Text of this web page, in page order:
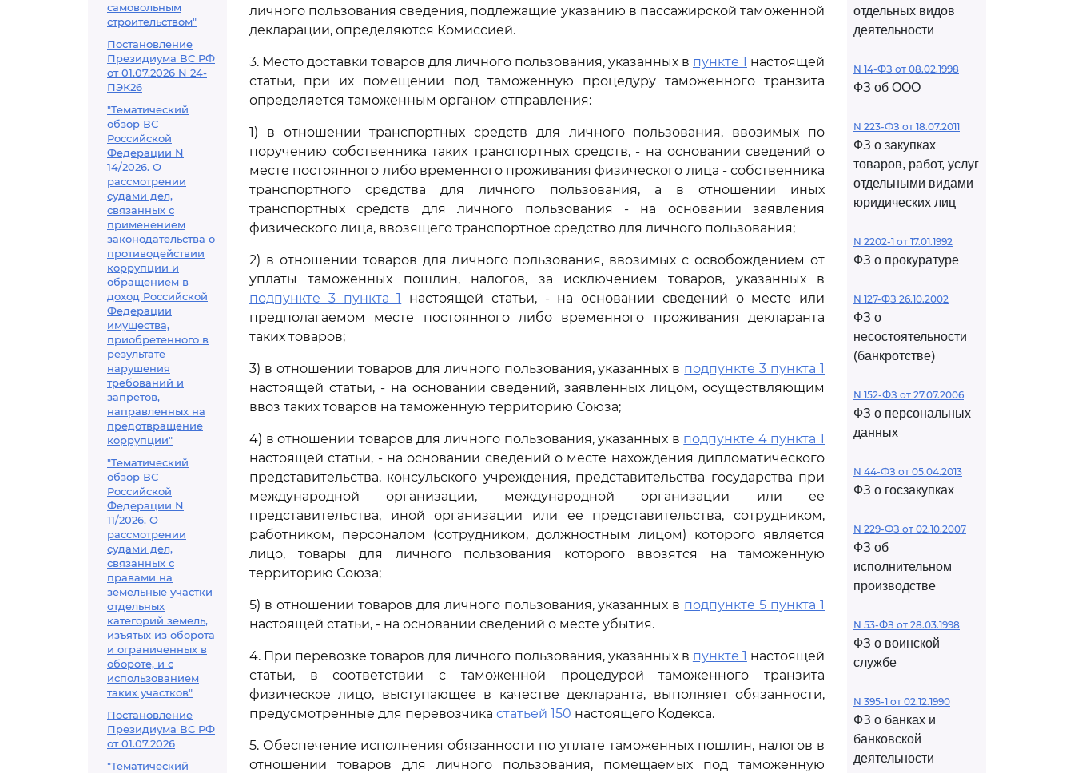
самовольным
строительством"
Постановление
Президиума ВС РФ
от 01.07.2026 N 24-
ПЭК26
"Тематический
обзор ВС
Российской
Федерации N
14/2026. О
рассмотрении
судами дел,
связанных с
применением
законодательства о
противодействии
коррупции и
обращением в
доход Российской
Федерации
имущества,
приобретенного в
результате
нарушения
требований и
запретов,
направленных на
предотвращение
коррупции"
"Тематический
обзор ВС
Российской
Федерации N
11/2026. О
рассмотрении
судами дел,
связанных с
правами на
земельные участки
отдельных
категорий земель,
изъятых из оборота
и ограниченных в
обороте, и с
использованием
таких участков"
Постановление
Президиума ВС РФ
от 01.07.2026
"Тематический
личного пользования сведения, подлежащие указанию в пассажирской таможенной
декларации, определяются Комиссией.
3. Место доставки товаров для личного пользования, указанных в пункте 1 настоящей
статьи, при их помещении под таможенную процедуру таможенного транзита
определяется таможенным органом отправления:
1) в отношении транспортных средств для личного пользования, ввозимых по
поручению собственника таких транспортных средств, - на основании сведений о
месте постоянного либо временного проживания физического лица - собственника
транспортного средства для личного пользования, а в отношении иных
транспортных средств для личного пользования - на основании заявления
физического лица, ввозящего транспортное средство для личного пользования;
2) в отношении товаров для личного пользования, ввозимых с освобождением от
уплаты таможенных пошлин, налогов, за исключением товаров, указанных в
подпункте 3 пункта 1
настоящей статьи, - на основании сведений о месте или
предполагаемом месте постоянного либо временного проживания декларанта
таких товаров;
3) в отношении товаров для личного пользования, указанных в подпункте 3 пункта 1
настоящей статьи, - на основании сведений, заявленных лицом, осуществляющим
ввоз таких товаров на таможенную территорию Союза;
4) в отношении товаров для личного пользования, указанных в подпункте 4 пункта 1
настоящей статьи, - на основании сведений о месте нахождения дипломатического
представительства, консульского учреждения, представительства государства при
международной организации, международной организации или ее
представительства, иной организации или ее представительства, сотрудником,
работником, персоналом (сотрудником, должностным лицом) которого является
лицо, товары для личного пользования которого ввозятся на таможенную
территорию Союза;
5) в отношении товаров для личного пользования, указанных в подпункте 5 пункта 1
настоящей статьи, - на основании сведений о месте убытия.
4. При перевозке товаров для личного пользования, указанных в пункте 1 настоящей
статьи, в соответствии с таможенной процедурой таможенного транзита
физическое лицо, выступающее в качестве декларанта, выполняет обязанности,
предусмотренные для перевозчика статьей 150 настоящего Кодекса.
5. Обеспечение исполнения обязанности по уплате таможенных пошлин, налогов в
отношении товаров для личного пользования, помещаемых под таможенную
отдельных видов
деятельности
N 14-ФЗ от 08.02.1998
ФЗ об ООО
N 223-ФЗ от 18.07.2011
ФЗ о закупках
товаров, работ, услуг
отдельными видами
юридических лиц
N 2202-1 от 17.01.1992
ФЗ о прокуратуре
N 127-ФЗ 26.10.2002
ФЗ о
несостоятельности
(банкротстве)
N 152-ФЗ от 27.07.2006
ФЗ о персональных
данных
N 44-ФЗ от 05.04.2013
ФЗ о госзакупках
N 229-ФЗ от 02.10.2007
ФЗ об
исполнительном
производстве
N 53-ФЗ от 28.03.1998
ФЗ о воинской
службе
N 395-1 от 02.12.1990
ФЗ о банках и
банковской
деятельности